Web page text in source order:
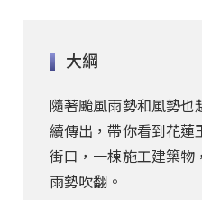
大綱
隨著颱風雨勢和風勢也
續傳出，帶你看到花蓮
街口，一棟施工建築物
雨勢吹翻。